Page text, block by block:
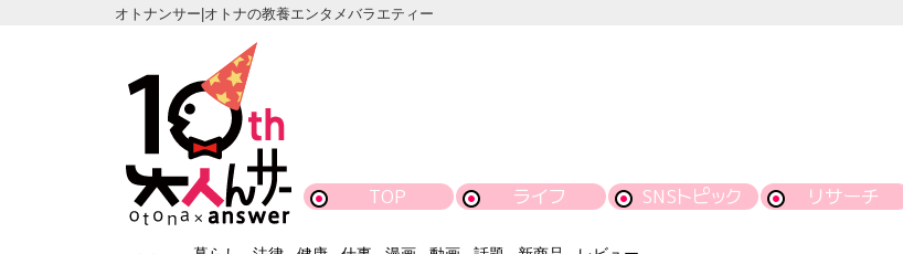
オトナンサー|オトナの教養エンタメバラエティー
TOP ライフ SNSトピック リサーチ